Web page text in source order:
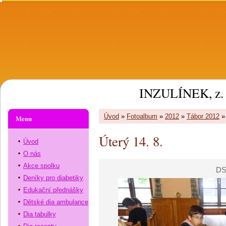
INZULÍNEK, z.
Úvod » Fotoalbum » 2012 » Tábor 2012
Úterý 14. 8.
Menu
Úvod
O nás
Akce spolku
Deníky pro diabetiky
Edukační přednášky
Dětské dia ambulance
Dia tabulky